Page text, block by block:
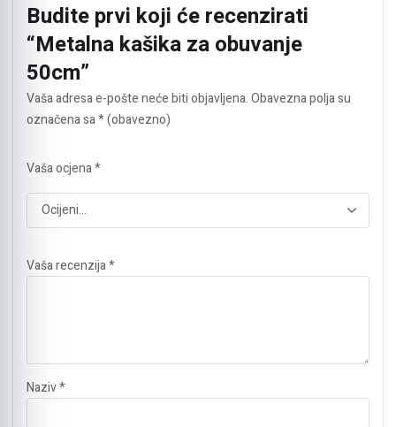
Budite prvi koji će recenzirati
“Metalna kašika za obuvanje
50cm”
Vaša adresa e-pošte neće biti objavljena.Obavezna polja su
označena sa* (obavezno)
Vaša ocjena*
Vaša recenzija*
Naziv*